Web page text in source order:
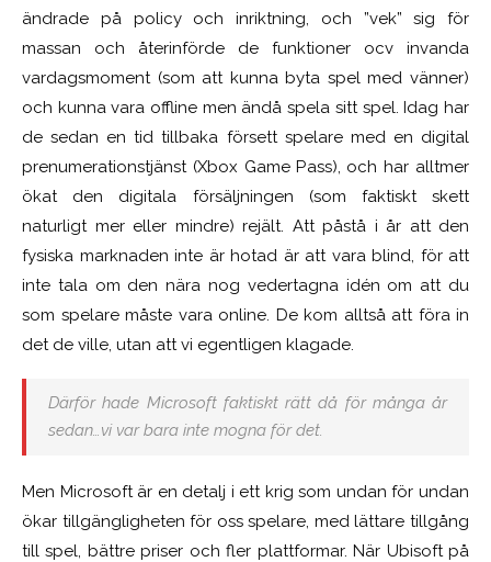
ändrade på policy och inriktning, och ”vek” sig för
massan och återinförde de funktioner ocv invanda
vardagsmoment (som att kunna byta spel med vänner)
och kunna vara offline men ändå spela sitt spel. Idag har
de sedan en tid tillbaka försett spelare med en digital
prenumerationstjänst (Xbox Game Pass), och har alltmer
ökat den digitala försäljningen (som faktiskt skett
naturligt mer eller mindre) rejält. Att påstå i år att den
fysiska marknaden inte är hotad är att vara blind, för att
inte tala om den nära nog vedertagna idén om att du
som spelare måste vara online. De kom alltså att föra in
det de ville, utan att vi egentligen klagade.
Därför hade Microsoft faktiskt rätt då för många år
sedan…vi var bara inte mogna för det.
Men Microsoft är en detalj i ett krig som undan för undan
ökar tillgängligheten för oss spelare, med lättare tillgång
till spel, bättre priser och fler plattformar. När Ubisoft på